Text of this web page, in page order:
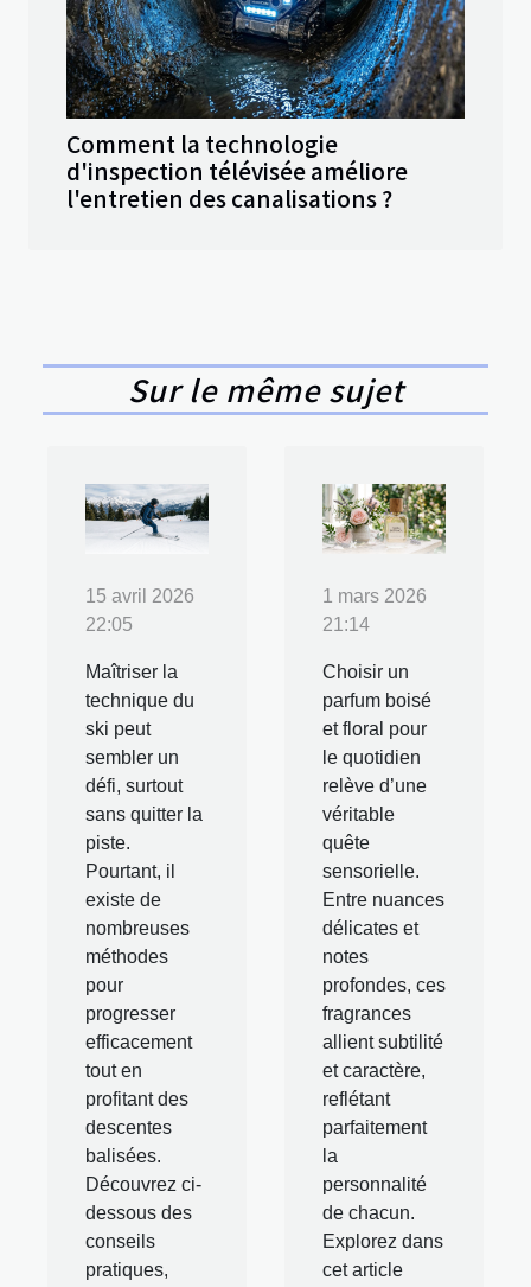
Comment la technologie
d'inspection télévisée améliore
l'entretien des canalisations ?
Sur le même sujet
15 avril 2026
22:05
Maîtriser la
technique du
ski peut
sembler un
défi, surtout
sans quitter la
piste.
Pourtant, il
existe de
nombreuses
méthodes
pour
progresser
efficacement
tout en
profitant des
descentes
balisées.
Découvrez ci-
dessous des
conseils
pratiques,
1 mars 2026
21:14
Choisir un
parfum boisé
et floral pour
le quotidien
relève d’une
véritable
quête
sensorielle.
Entre nuances
délicates et
notes
profondes, ces
fragrances
allient subtilité
et caractère,
reflétant
parfaitement
la
personnalité
de chacun.
Explorez dans
cet article